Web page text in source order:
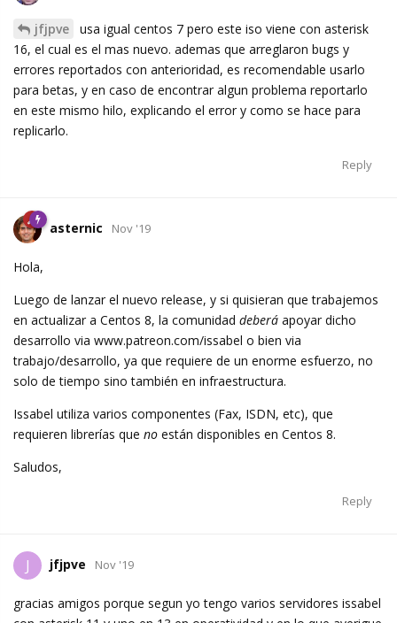
jfjpve
usa igual centos 7 pero este iso viene con asterisk
16, el cual es el mas nuevo. ademas que arreglaron bugs y
errores reportados con anterioridad, es recomendable usarlo
para betas, y en caso de encontrar algun problema reportarlo
en este mismo hilo, explicando el error y como se hace para
replicarlo.
Reply
asternic Nov '19
Hola,
Luego de lanzar el nuevo release, y si quisieran que trabajemos
en actualizar a Centos 8, la comunidad deberá apoyar dicho
desarrollo via www.patreon.com/issabel o bien via
trabajo/desarrollo, ya que requiere de un enorme esfuerzo, no
solo de tiempo sino también en infraestructura.
Issabel utiliza varios componentes (Fax, ISDN, etc), que
requieren librerías que no están disponibles en Centos 8.
Saludos,
Reply
J jfjpve Nov '19
gracias amigos porque segun yo tengo varios servidores issabel